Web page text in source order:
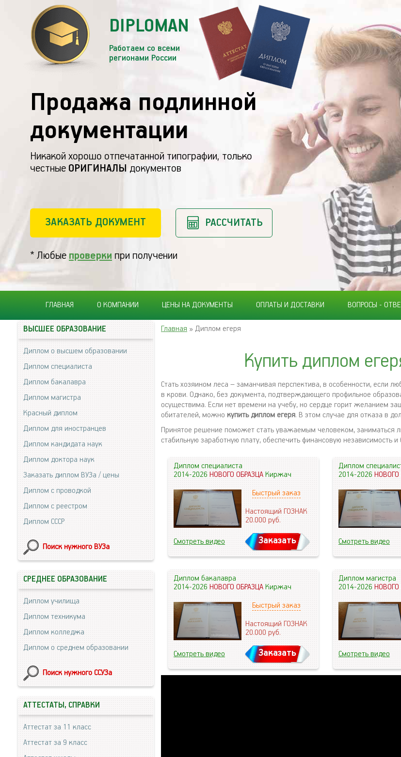
DIPLOMAN
Работаем со всеми
регионами России
Продажа подлинной
документации
Никакой хорошо отпечатанной типографии, только
честные ОРИГИНАЛЫ документов
ЗАКАЗАТЬ ДОКУМЕНТ РАССЧИТАТЬ
* Любые проверки при получении
ГЛАВНАЯ О КОМПАНИИ ЦЕНЫ НА ДОКУМЕНТЫ ОПЛАТЫ И ДОСТАВКИ ВОПРОСЫ -
Главная » Диплом егеря
Купить диплом
Стать хозяином леса – заманчивая перспектива, в особенности, если
в крови. Однако, без документа, подтверждающего профильное
осуществима. Если нет времени на учебу, но сердце горит желанием
обитателей, можно купить диплом егеря. В этом случае для отказа в
Принятое решение поможет стать уважаемым человеком, заниматься
стабильную заработную плату, обеспечить финансовую независимость и
Диплом специалиста
2014-2026НОВОГО ОБРАЗЦАКиржач
Быстрый заказ
Настоящий ГОЗНАК
20.000руб.
Смотреть видео Заказать
Диплом
2014-2026НОВОГО
Смотреть видео
Диплом бакалавра
2014-2026НОВОГО ОБРАЗЦАКиржач
Быстрый заказ
Настоящий ГОЗНАК
20.000руб.
Смотреть видео Заказать
Диплом магистра
2014-2026НОВОГО
Смотреть видео
ВЫСШЕЕ ОБРАЗОВАНИЕ
Диплом о высшем образовании
Диплом специалиста
Диплом бакалавра
Диплом магистра
Красный диплом
Диплом для иностранцев
Диплом кандидата наук
Диплом доктора наук
Заказать диплом ВУЗа / цены
Диплом с проводкой
Диплом с реестром
Диплом СССР
Поиск нужного ВУЗа
СРЕДНЕЕ ОБРАЗОВАНИЕ
Диплом училища
Диплом техникума
Диплом колледжа
Диплом о среднем образовании
Поиск нужного ССУЗа
АТТЕСТАТЫ, СПРАВКИ
Аттестат за 11 класс
Аттестат за 9 класс